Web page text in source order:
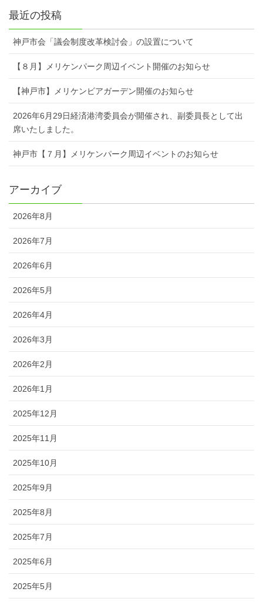
最近の投稿
神戸市会「議会制度改革検討会」の設置について
【８月】メリケンパーク周辺イベント開催のお知らせ
【神戸市】メリケンビアガーデン開催のお知らせ
2026年6月29日経済港湾委員会が開催され、副委員長として出
席いたしました。
神戸市【７月】メリケンパーク周辺イベントのお知らせ
アーカイブ
2026年8月
2026年7月
2026年6月
2026年5月
2026年4月
2026年3月
2026年2月
2026年1月
2025年12月
2025年11月
2025年10月
2025年9月
2025年8月
2025年7月
2025年6月
2025年5月